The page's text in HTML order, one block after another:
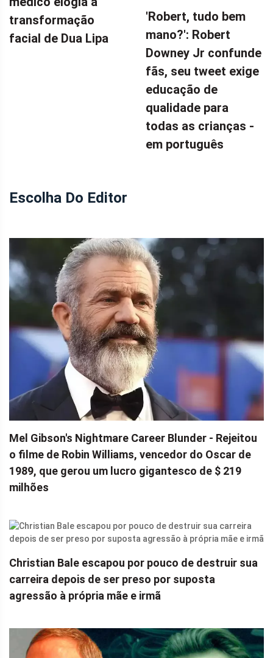
transformação
facial de Dua Lipa
'Robert, tudo bem
mano?': Robert
Downey Jr confunde
fãs, seu tweet exige
educação de
qualidade para
todas as crianças -
em português
Escolha Do Editor
Mel Gibson's Nightmare Career Blunder - Rejeitou
o filme de Robin Williams, vencedor do Oscar de
1989, que gerou um lucro gigantesco de $ 219
milhões
Christian Bale escapou por pouco de destruir sua
carreira depois de ser preso por suposta
agressão à própria mãe e irmã